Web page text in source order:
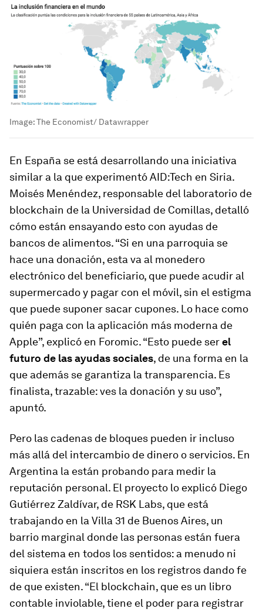
Image:The Economist/ Datawrapper
En España se está desarrollando una iniciativa
similar a la que experimentó AID:Tech en Siria.
Moisés Menéndez, responsable del laboratorio de
blockchain de la Universidad de Comillas, detalló
cómo están ensayando esto con ayudas de
bancos de alimentos. “Si en una parroquia se
hace una donación, esta va al monedero
electrónico del beneficiario, que puede acudir al
supermercado y pagar con el móvil, sin el estigma
que puede suponer sacar cupones. Lo hace como
quién paga con la aplicación más moderna de
Apple”, explicó en Foromic. “Esto puede serel
futuro de las ayudas sociales, de una forma en la
que además se garantiza la transparencia. Es
finalista, trazable: ves la donación y su uso”,
apuntó.
Pero las cadenas de bloques pueden ir incluso
más allá del intercambio de dinero o servicios. En
Argentina la están probando para medir la
reputación personal. El proyecto lo explicó Diego
Gutiérrez Zaldívar, de RSK Labs, que está
trabajando en la Villa 31 de Buenos Aires, un
barrio marginal donde las personas están fuera
del sistema en todos los sentidos: a menudo ni
siquiera están inscritos en los registros dando fe
de que existen. “El blockchain, que es un libro
contable inviolable, tiene el poder para registrar